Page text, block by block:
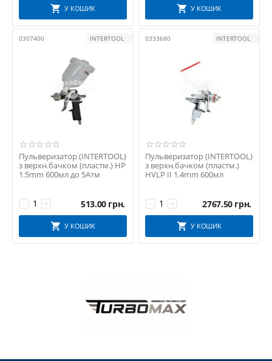
У КОШИК У КОШИК
0307400 INTERTOOL
Пульверизатор (INTERTOOL)
з верхн.бачком (пластм.) HP
1.5mm 600мл до 5Атм
+
− 513.00 грн.
У КОШИК
0333680 INTERTOOL
Пульверизатор (INTERTOOL)
з верхн.бачком (пластм.)
HVLP II 1.4mm 600мл
+
− 2767.50 грн.
У КОШИК